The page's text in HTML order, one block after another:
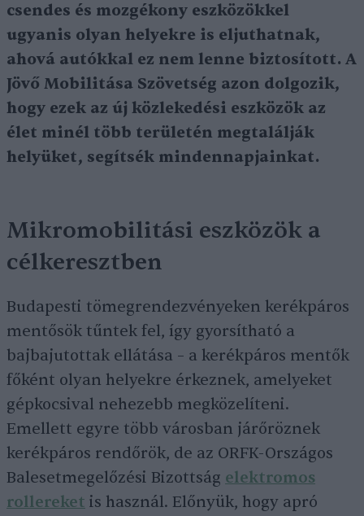
csendes és mozgékony eszközökkel
ugyanis olyan helyekre is eljuthatnak,
ahová autókkal ez nem lenne biztosított. A
Jövő Mobilitása Szövetség azon dolgozik,
hogy ezek az új közlekedési eszközök az
élet minél több területén megtalálják
helyüket, segítsék mindennapjainkat.
Mikromobilitási eszközök a
célkeresztben
Budapesti tömegrendezvényeken kerékpáros
mentősök tűntek fel, így gyorsítható a
bajbajutottak ellátása – a kerékpáros mentők
főként olyan helyekre érkeznek, amelyeket
gépkocsival nehezebb megközelíteni.
Emellett egyre több városban járőröznek
kerékpáros rendőrök, de az ORFK-Országos
Balesetmegelőzési Bizottság elektromos
rollereket is használ. Előnyük, hogy apró